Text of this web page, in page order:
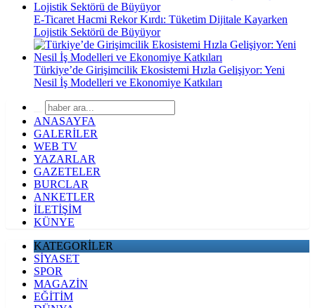
E-Ticaret Hacmi Rekor Kırdı: Tüketim Dijitale Kayarken
Lojistik Sektörü de Büyüyor
Türkiye’de Girişimcilik Ekosistemi Hızla Gelişiyor: Yeni
Nesil İş Modelleri ve Ekonomiye Katkıları
ANASAYFA
GALERİLER
WEB TV
YAZARLAR
GAZETELER
BURCLAR
ANKETLER
İLETİŞİM
KÜNYE
KATEGORİLER
SİYASET
SPOR
MAGAZİN
EĞİTİM